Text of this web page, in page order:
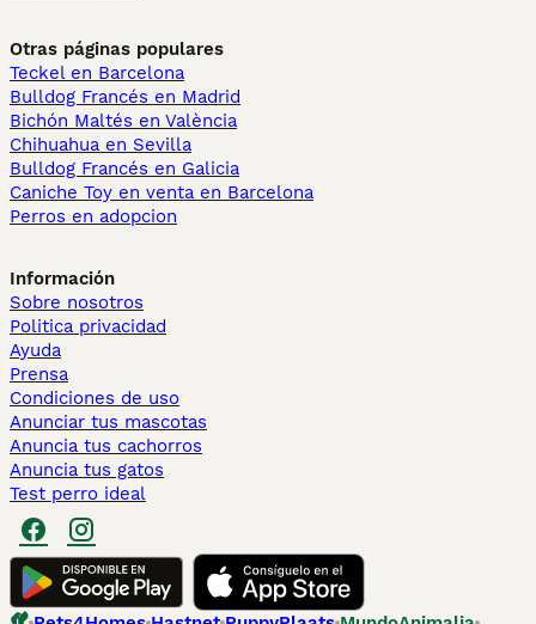
Otras páginas populares
Teckel en Barcelona
Bulldog Francés en Madrid
Bichón Maltés en València
Chihuahua en Sevilla
Bulldog Francés en Galicia
Caniche Toy en venta en Barcelona
Perros en adopcion
Información
Sobre nosotros
Politica privacidad
Ayuda
Prensa
Condiciones de uso
Anunciar tus mascotas
Anuncia tus cachorros
Anuncia tus gatos
Test perro ideal